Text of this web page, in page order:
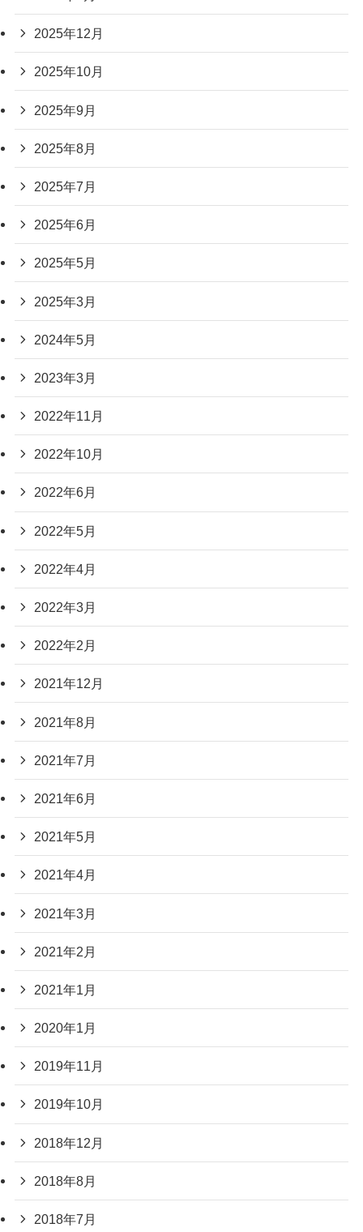
2025年12月
2025年10月
2025年9月
2025年8月
2025年7月
2025年6月
2025年5月
2025年3月
2024年5月
2023年3月
2022年11月
2022年10月
2022年6月
2022年5月
2022年4月
2022年3月
2022年2月
2021年12月
2021年8月
2021年7月
2021年6月
2021年5月
2021年4月
2021年3月
2021年2月
2021年1月
2020年1月
2019年11月
2019年10月
2018年12月
2018年8月
2018年7月